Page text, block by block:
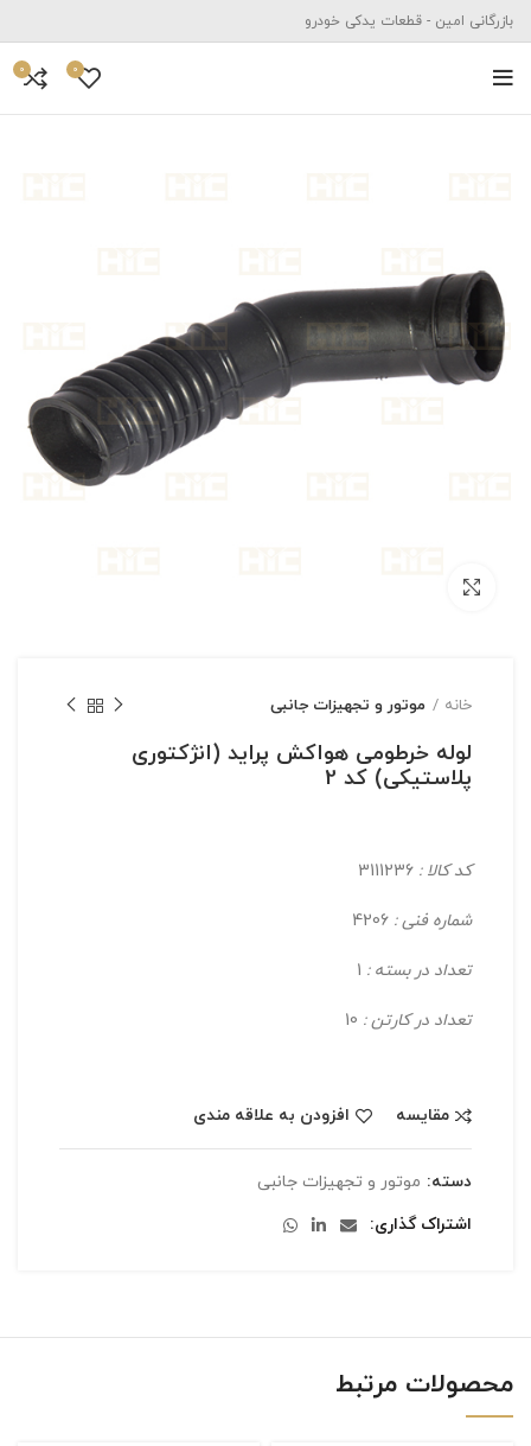
بازرگانی امین - قطعات یدکی خودرو
0
0
خانه موتور و تجهیزات جانبی
لوله خرطومی هواکش پرايد (انژکتوری
پلاستیکی) کد 2
کد کالا :
شماره فنی :
تعداد در بسته :
تعداد در کارتن :
مقایسه افزودن به علاقه مندی
دسته: موتور و تجهیزات جانبی
اشتراک گذاری
محصولات مرتبط